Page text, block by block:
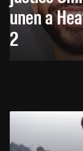
unen a
2